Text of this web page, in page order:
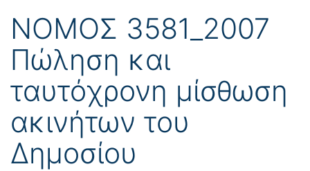
ΝΟΜΟΣ 3581_2007
Πώληση και
ταυτόχρονη μίσθωση
ακινήτων του
Δημοσίου